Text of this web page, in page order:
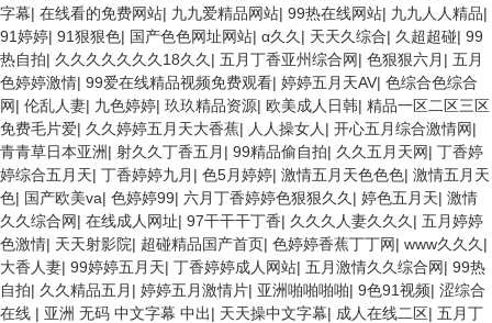
字幕| 在线看的免费网站| 九九爱精品网站| 99热在线网站| 九九人人精品|
91婷婷| 91狠狠色| 国产色色网址网站| α久久 | 天天久综合| 久超超碰| 99
热自拍| 久久久久久久久18久久 | 五月丁香亚州综合网| 色狠狠六月 | 五月
色婷婷激情| 99爱在线精品视频免费观看| 婷婷五月天AV| 色综合色综合
网| 伦乱人妻| 九色婷婷| 玖玖精品资源| 欧美成人日韩| 精品一区二区三区
免费毛片爱| 久久婷婷五月天大香蕉| 人人操女人 | 开心五月综合激情网|
青青草日本亚洲| 射久久丁香五月 | 99精品偷自拍| 久久五月天网| 丁香婷
婷综合五月天| 丁香婷婷九月 | 色5月婷婷| 激情五月天色色色| 激情五月天
色| 国产欧美va| 色婷婷99| 六月丁香婷婷色狠狠久久 | 婷色五月天| 激情
久久综合网| 在线成人网址| 97干干干丁香| 久久久人妻久久久 | 五月婷婷
色激情| 天天射影院| 超碰精品国产首页| 色婷婷香蕉丁丁网| www久久久 |
大香人妻| 99婷婷五月天| 丁香婷婷成人网站| 五月激情久久综合网| 99热
自拍| 久久精品五月 | 婷婷五月激情片| 亚洲啪啪啪啪| 9色91视频| 涩综合
在线 | 亚洲 无码 中文字幕 中出| 天天操中文字幕| 成人在线二区| 五月丁